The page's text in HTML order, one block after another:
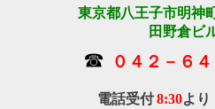
東京都八王子市明神
田野倉ビ
☎ ０４２－６
電話受付8:30よ